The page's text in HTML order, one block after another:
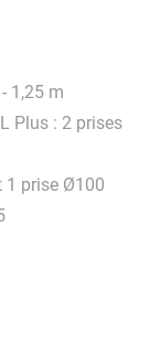
1,25 m
Plus : 2 prises
1 prise Ø100